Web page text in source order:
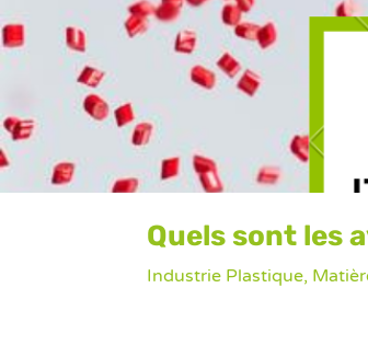
Quels sont les
Industrie Plastique,